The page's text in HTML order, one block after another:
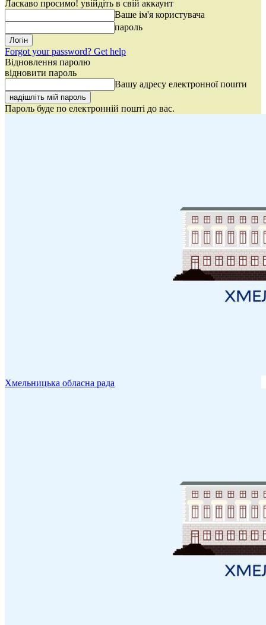
Ласкаво просимо! увійдіть в свій аккаунт
Ваше ім'я користувача
пароль
Forgot your password? Get help
Відновлення паролю
відновити пароль
Вашу адресу електронної пошти
Пароль буде по електронній пошті до вас.
Хмельницька обласна рада